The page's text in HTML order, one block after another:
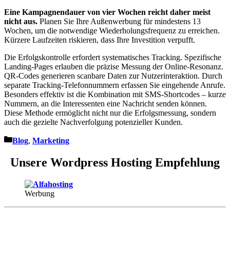
Eine Kampagnendauer von vier Wochen reicht daher meist
nicht aus. Planen Sie Ihre Außenwerbung für mindestens 13
Wochen, um die notwendige Wiederholungsfrequenz zu erreichen.
Kürzere Laufzeiten riskieren, dass Ihre Investition verpufft.
Die Erfolgskontrolle erfordert systematisches Tracking. Spezifische
Landing-Pages erlauben die präzise Messung der Online-Resonanz.
QR-Codes generieren scanbare Daten zur Nutzerinteraktion. Durch
separate Tracking-Telefonnummern erfassen Sie eingehende Anrufe.
Besonders effektiv ist die Kombination mit SMS-Shortcodes – kurze
Nummern, an die Interessenten eine Nachricht senden können.
Diese Methode ermöglicht nicht nur die Erfolgsmessung, sondern
auch die gezielte Nachverfolgung potenzieller Kunden.
Kategorien
Blog, Marketing
Unsere Wordpress Hosting Empfehlung
Werbung